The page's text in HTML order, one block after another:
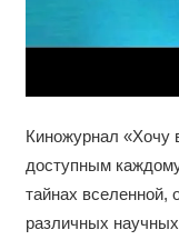
Киножурнал «Хочу
доступным
тайнах вселенной,
различных